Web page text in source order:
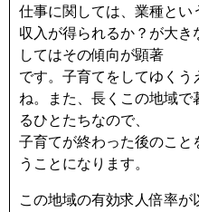
仕事に関しては、業種と
収入が得られるか？が大き
してはその傾向が顕著
です。子育てをしてゆくう
ね。また、長くこの地域
るひとたちなので、
子育てが終わった後のこと
うことになります。
この地域の有効求人倍率